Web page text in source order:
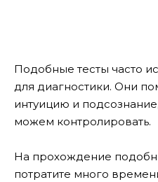
Подобные тесты часто
для диагностики. Они
интуицию и
можем контролировать.
На прохождение
потратите много